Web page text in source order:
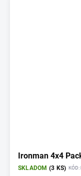
Ironman 4x4
SKLADOM (3 KS) KÓD: